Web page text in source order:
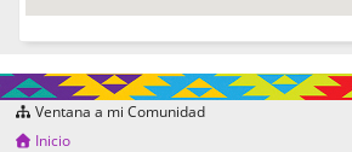
Ventana a mi Comunidad
Inicio